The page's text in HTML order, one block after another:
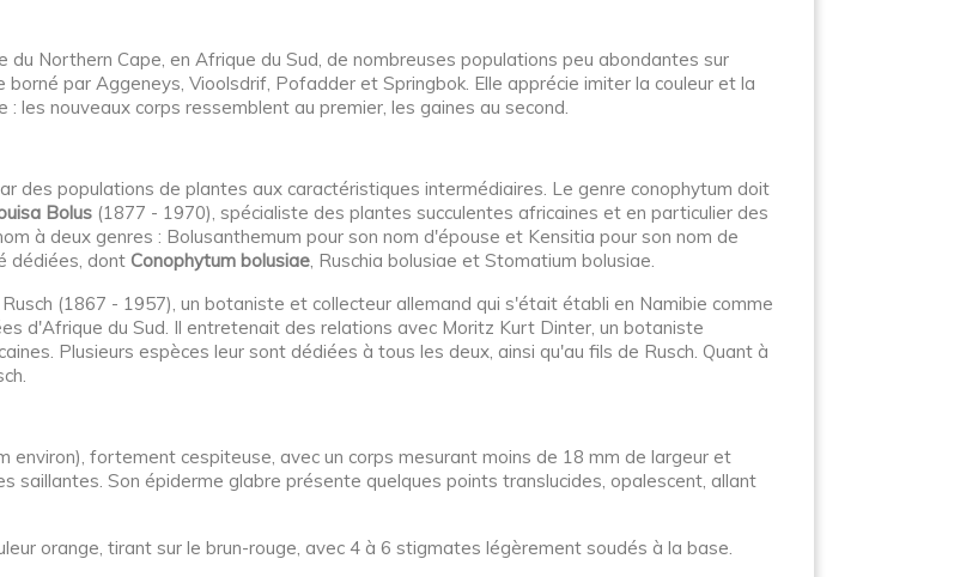
Northern Cape, en Afrique du Sud, de nombreuses populations peu abondantes sur
par Aggeneys, Vioolsdrif, Pofadder et Springbok. Elle apprécie imiter la couleur et la
nouveaux corps ressemblent au premier, les gaines au second.
des populations de plantes aux caractéristiques intermédiaires. Le genre conophytum doit
Bolus (1877 - 1970), spécialiste des plantes succulentes africaines et en particulier des
à deux genres : Bolusanthemum pour son nom d'épouse et Kensitia pour son nom de
dédiées, dont Conophytum bolusiae , Ruschia bolusiae et Stomatium bolusiae.
(1867 - 1957), un botaniste et collecteur allemand qui s'était établi en Namibie comme
d'Afrique du Sud. Il entretenait des relations avec Moritz Kurt Dinter, un botaniste
Plusieurs espèces leur sont dédiées à tous les deux, ainsi qu'au fils de Rusch. Quant à
fortement cespiteuse, avec un corps mesurant moins de 18 mm de largeur et
saillantes. Son épiderme glabre présente quelques points translucides, opalescent, allant
orange, tirant sur le brun-rouge, avec 4 à 6 stigmates légèrement soudés à la base.